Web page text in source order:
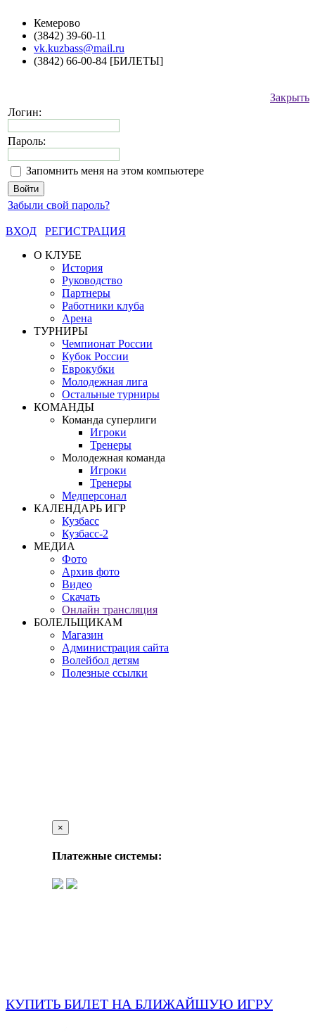
Кемерово
(3842) 39-60-11
vk.kuzbass@mail.ru
(3842) 66-00-84 [БИЛЕТЫ]
Закрыть
Логин:
Пароль:
Запомнить меня на этом компьютере
Забыли свой пароль?
ВХОД
РЕГИСТРАЦИЯ
О КЛУБЕ
История
Руководство
Партнеры
Работники клуба
Арена
ТУРНИРЫ
Чемпионат России
Кубок России
Еврокубки
Молодежная лига
Остальные турниры
КОМАНДЫ
Команда суперлиги
Игроки
Тренеры
Молодежная команда
Игроки
Тренеры
Медперсонал
КАЛЕНДАРЬ ИГР
Кузбасс
Кузбасс-2
МЕДИА
Фото
Архив фото
Видео
Скачать
Онлайн трансляция
БОЛЕЛЬЩИКАМ
Магазин
Администрация сайта
Волейбол детям
Полезные ссылки
×
Платежные системы:
КУПИТЬ БИЛЕТ НА БЛИЖАЙШУЮ ИГРУ